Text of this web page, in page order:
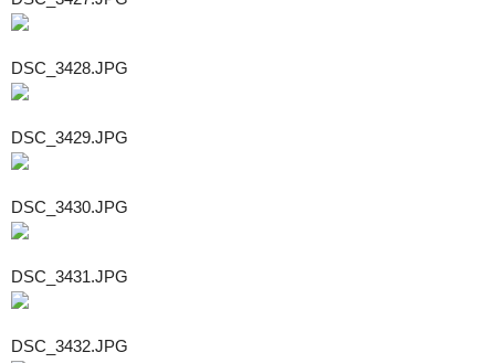
DSC_3428.JPG
DSC_3429.JPG
DSC_3430.JPG
DSC_3431.JPG
DSC_3432.JPG